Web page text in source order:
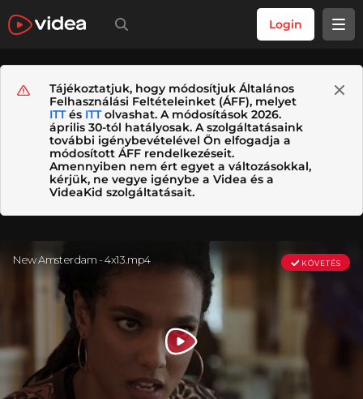
Login
Tájékoztatjuk, hogy módosítjuk Általános
Felhasználási Feltételeinket (ÁFF), melyet
ITTés ITTolvashat. A módosítások 2026.
április 30-tól hatályosak. A szolgáltatásaink
további igénybevételével Ön elfogadja a
módosított ÁFF rendelkezéseit.
Amennyiben nem ért egyet a változásokkal,
kérjük, ne vegye igénybe a Videa és a
VideaKid szolgáltatásait.